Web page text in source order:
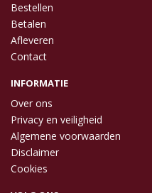
Bestellen
Betalen
Afleveren
Contact
INFORMATIE
Over ons
Privacy en veiligheid
Algemene voorwaarden
Disclaimer
Cookies